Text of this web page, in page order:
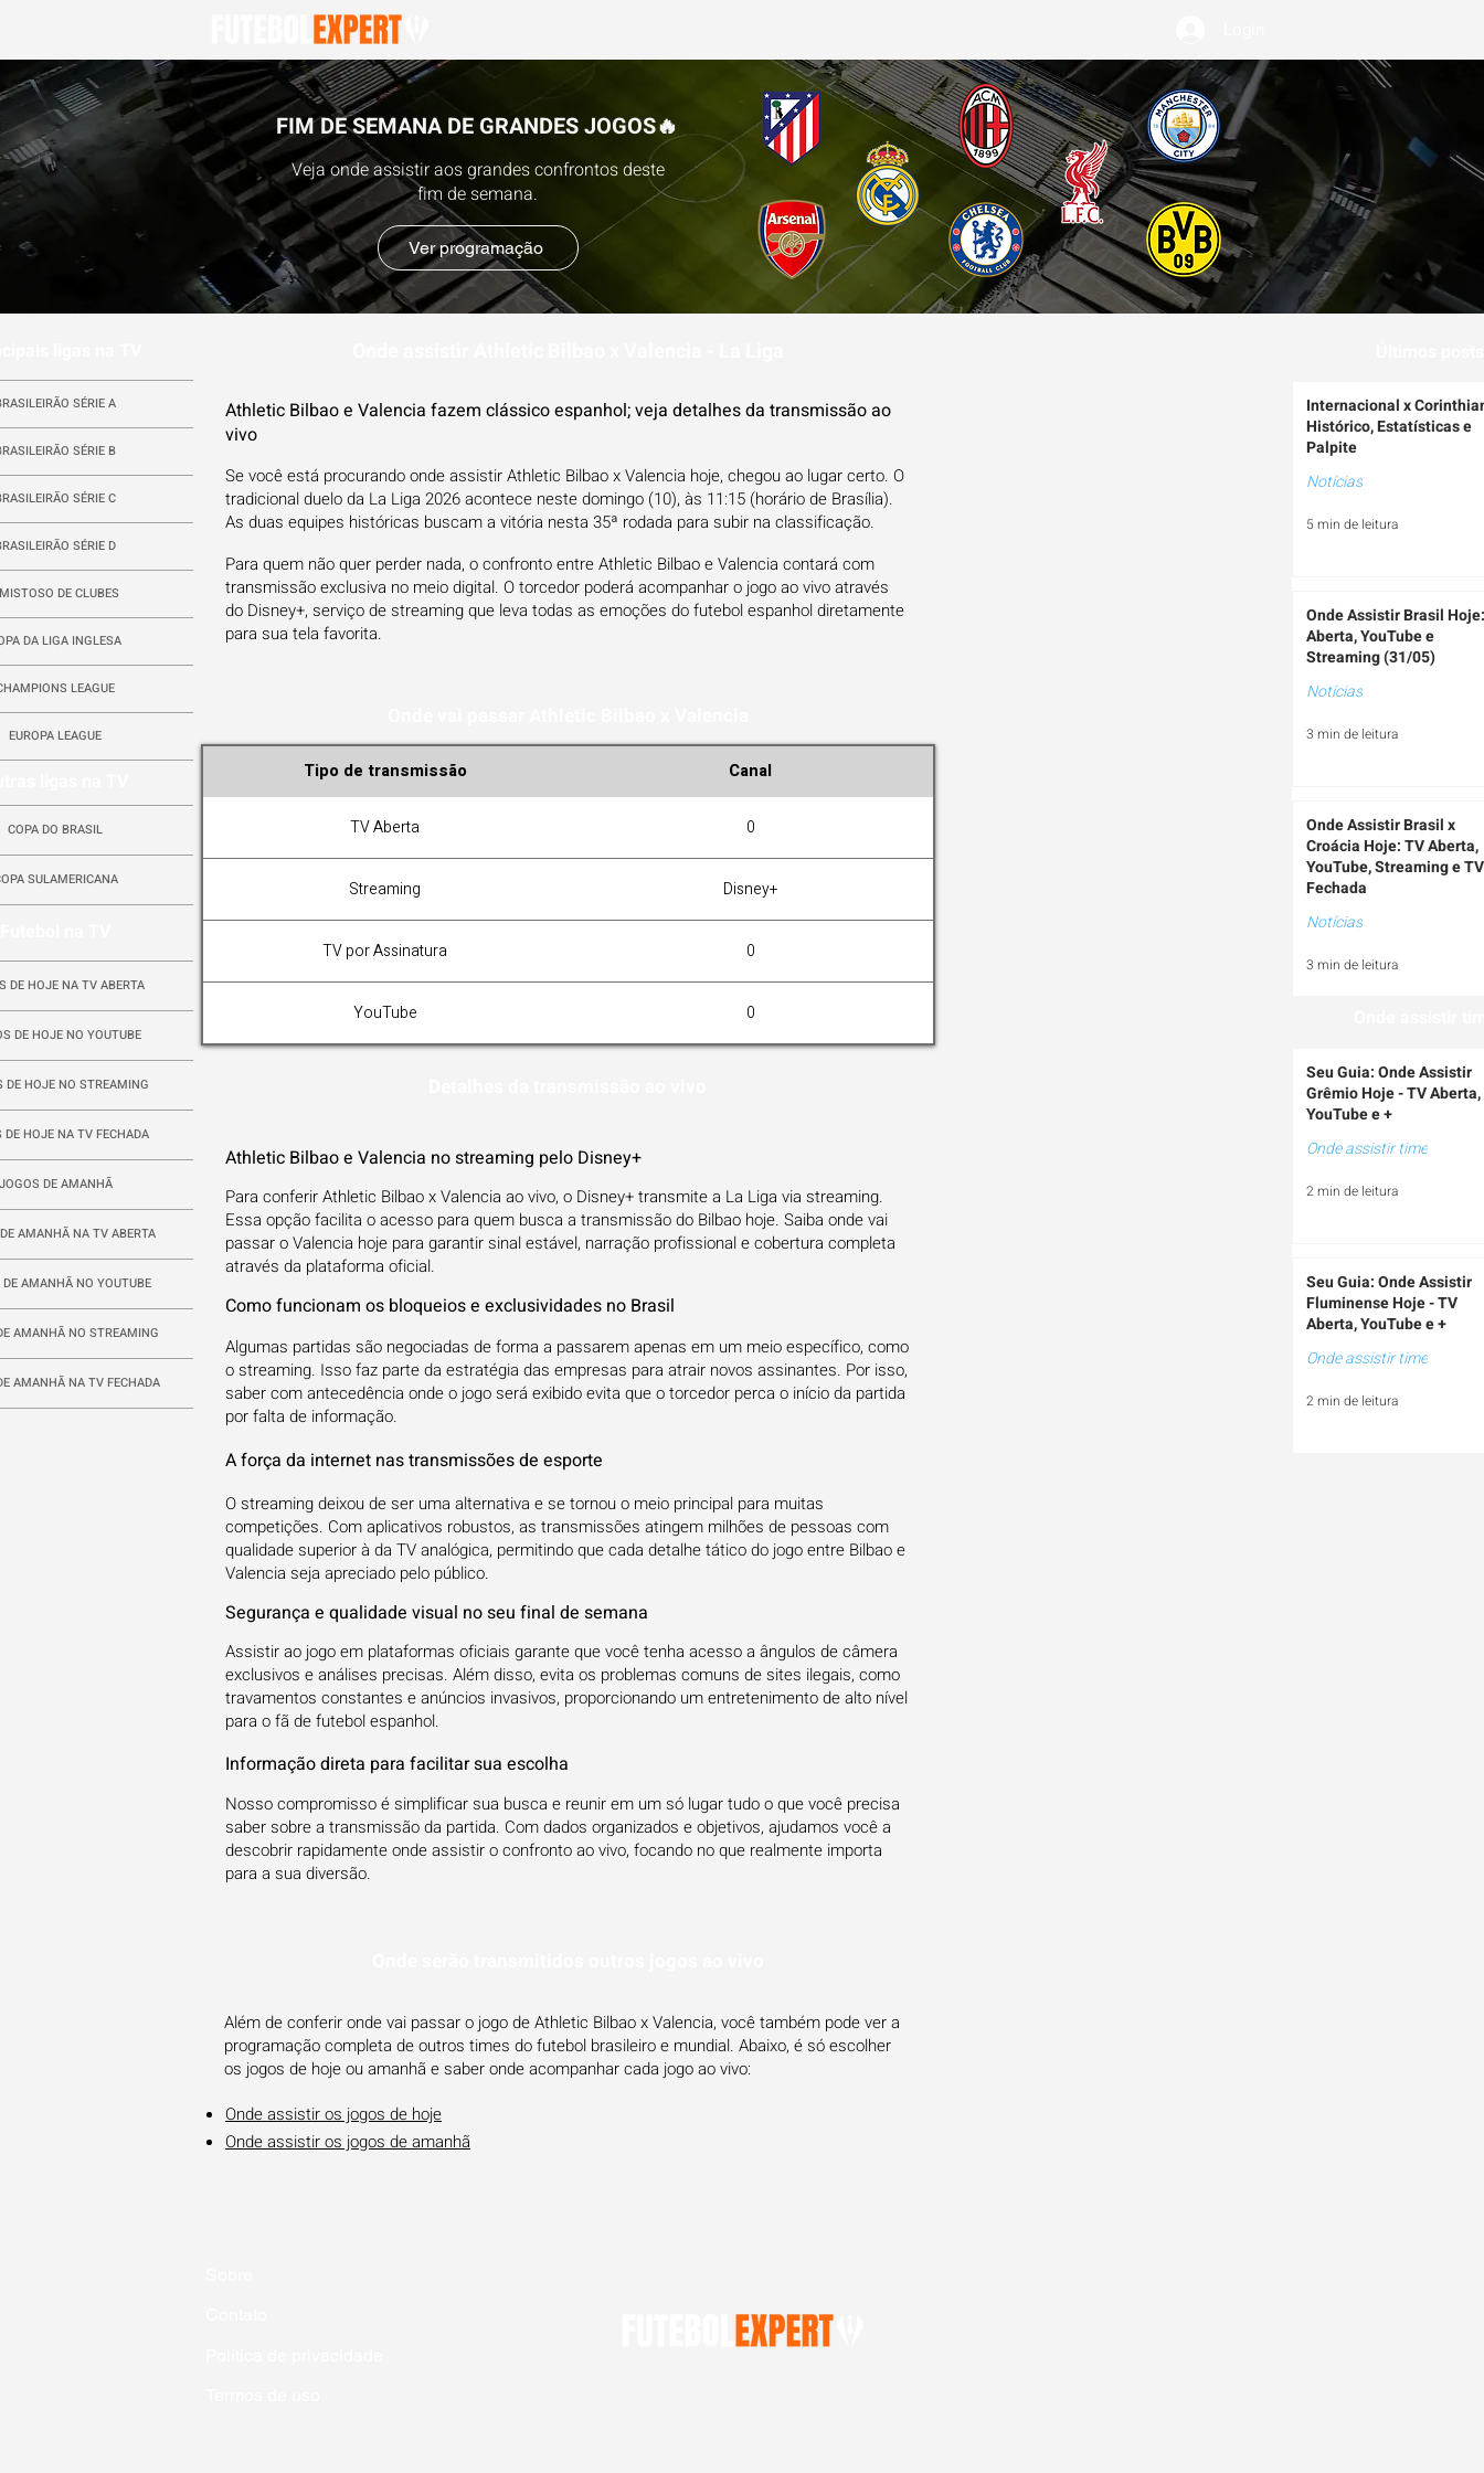
FIM DE SEMANA DE GRANDES JOGOS🔥
Veja onde assistir aos grandes confrontos deste
fim de semana.
Ver programação
SÉRIE A
SÉRIE B
SÉRIE C
SÉRIE D
DE CLUBES
DA LIGA INGLESA
LEAGUE
EUROPA LEAGUE
COPA DO BRASIL
SULAMERICANA
DE HOJE NA TV ABERTA
DE HOJE NO YOUTUBE
DE HOJE NO STREAMING
DE HOJE NA TV FECHADA
DE AMANHÃ
AMANHÃ NA TV ABERTA
AMANHÃ NO YOUTUBE
AMANHÃ NO STREAMING
AMANHÃ NA TV FECHADA
Athletic Bilbao e Valencia fazem clássico espanhol; veja detalhes da transmissão ao
vivo
Se você está procurando onde assistir Athletic Bilbao x Valencia hoje, chegou ao lugar certo. O
tradicional duelo da La Liga 2026 acontece neste domingo (10), às 11:15 (horário de Brasília).
As duas equipes históricas buscam a vitória nesta 35ª rodada para subir na classificação.
Para quem não quer perder nada, o confronto entre Athletic Bilbao e Valencia contará com
transmissão exclusiva no meio digital. O torcedor poderá acompanhar o jogo ao vivo através
do Disney+, serviço de streaming que leva todas as emoções do futebol espanhol diretamente
para sua tela favorita.
Tipo de transmissão Canal
TV Aberta 0
Streaming Disney+
TV por Assinatura 0
YouTube 0
Athletic Bilbao e Valencia no streaming pelo Disney+
Para conferir Athletic Bilbao x Valencia ao vivo, o Disney+ transmite a La Liga via streaming.
Essa opção facilita o acesso para quem busca a transmissão do Bilbao hoje. Saiba onde vai
passar o Valencia hoje para garantir sinal estável, narração profissional e cobertura completa
através da plataforma oficial.
Como funcionam os bloqueios e exclusividades no Brasil
Algumas partidas são negociadas de forma a passarem apenas em um meio específico, como
o streaming. Isso faz parte da estratégia das empresas para atrair novos assinantes. Por isso,
saber com antecedência onde o jogo será exibido evita que o torcedor perca o início da partida
por falta de informação.
A força da internet nas transmissões de esporte
O streaming deixou de ser uma alternativa e se tornou o meio principal para muitas
competições. Com aplicativos robustos, as transmissões atingem milhões de pessoas com
qualidade superior à da TV analógica, permitindo que cada detalhe tático do jogo entre Bilbao e
Valencia seja apreciado pelo público.
Segurança e qualidade visual no seu final de semana
Assistir ao jogo em plataformas oficiais garante que você tenha acesso a ângulos de câmera
exclusivos e análises precisas. Além disso, evita os problemas comuns de sites ilegais, como
travamentos constantes e anúncios invasivos, proporcionando um entretenimento de alto nível
para o fã de futebol espanhol.
Informação direta para facilitar sua escolha
Nosso compromisso é simplificar sua busca e reunir em um só lugar tudo o que você precisa
saber sobre a transmissão da partida. Com dados organizados e objetivos, ajudamos você a
descobrir rapidamente onde assistir o confronto ao vivo, focando no que realmente importa
para a sua diversão.
Internacional x
Histórico, Estatísticas e
Palpite
Notícias
5 min de leitura
Onde Assistir Brasil
Aberta, YouTube e
Streaming (31/05)
Notícias
3 min de leitura
Onde Assistir Brasil x
Croácia Hoje: TV Aberta,
YouTube, Streaming e TV
Fechada
Notícias
3 min de leitura
Seu Guia: Onde Assistir
Grêmio Hoje - TV Aberta,
YouTube e +
Onde assistir time
2 min de leitura
Seu Guia: Onde Assistir
Fluminense Hoje - TV
Aberta, YouTube e +
Onde assistir time
2 min de leitura
Além de conferir onde vai passar o jogo de Athletic Bilbao x Valencia, você também pode ver a
programação completa de outros times do futebol brasileiro e mundial. Abaixo, é só escolher
os jogos de hoje ou amanhã e saber onde acompanhar cada jogo ao vivo:
Onde assistir os jogos de hoje
Onde assistir os jogos de amanhã